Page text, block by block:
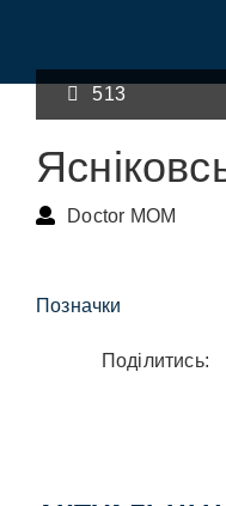
513
Doctor MOM
Позначки
Поділитись: